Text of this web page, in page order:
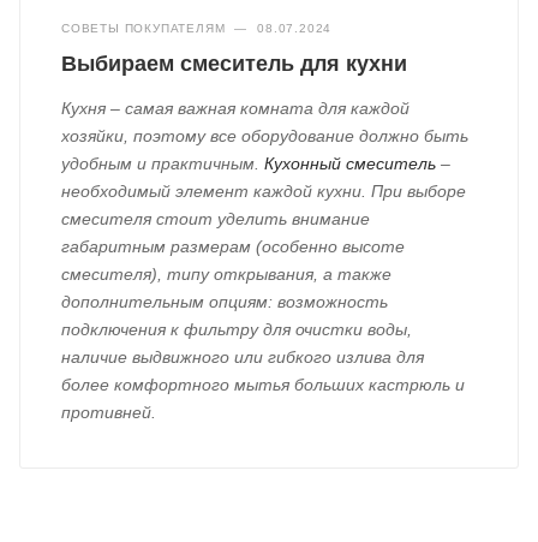
СОВЕТЫ ПОКУПАТЕЛЯМ — 08.07.2024
Выбираем смеситель для кухни
Кухня – самая важная комната для каждой
хозяйки, поэтому все оборудование должно быть
удобным и практичным.Кухонный смеситель –
необходимый элемент каждой кухни. При выборе
смесителя стоит уделить внимание
габаритным размерам (особенно высоте
смесителя), типу открывания, а также
дополнительным опциям: возможность
подключения к фильтру для очистки воды,
наличие выдвижного или гибкого излива для
более комфортного мытья больших кастрюль и
противней.